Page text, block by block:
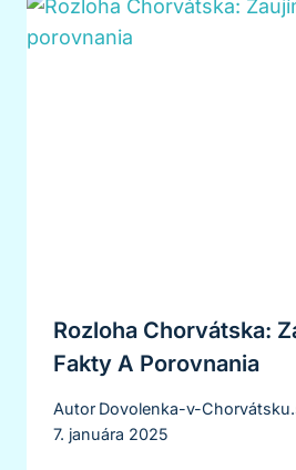
Rozloha Chorvátska:
Fakty A Porovnania
Autor Dovolenka-v-
7. januára 2025